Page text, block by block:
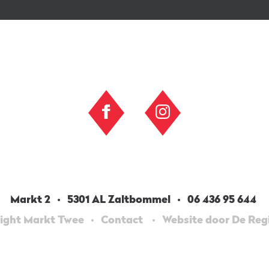
Markt 2 5301 AL Zaltbommel
06 436 95 644
Markt Twee
Contact Website door De